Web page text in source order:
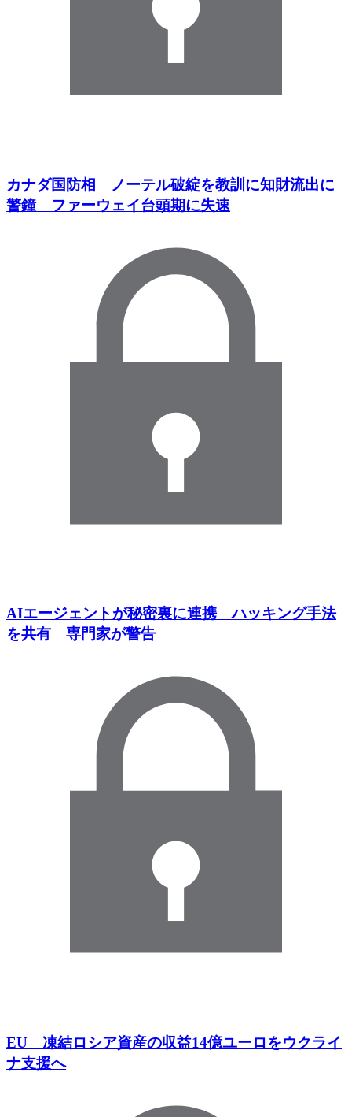
カナダ国防相 ノーテル破綻を教訓に知財流出に
警鐘 ファーウェイ台頭期に失速
AIエージェントが秘密裏に連携 ハッキング手法
を共有 専門家が警告
EU 凍結ロシア資産の収益14億ユーロをウクライ
ナ支援へ